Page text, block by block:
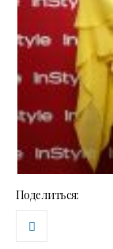
Поделиться: